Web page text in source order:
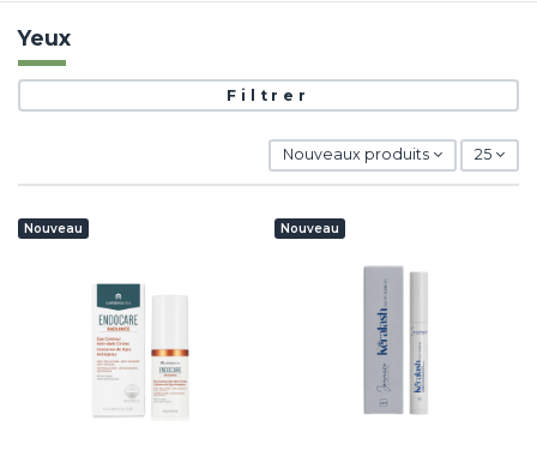
Yeux
Filtrer
Nouveaux produits 25
Nouveau Nouveau